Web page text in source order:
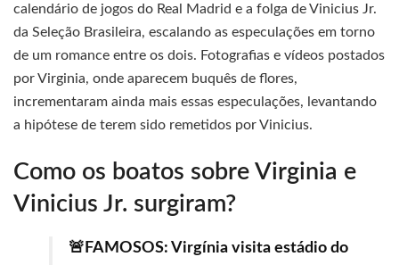
calendário de jogos do Real Madrid e a folga de Vinicius Jr.
da Seleção Brasileira, escalando as especulações em torno
de um romance entre os dois. Fotografias e vídeos postados
por Virginia, onde aparecem buquês de flores,
incrementaram ainda mais essas especulações, levantando
a hipótese de terem sido remetidos por Vinicius.
Como os boatos sobre Virginia e
Vinicius Jr. surgiram?
🚨FAMOSOS: Virgínia visita estádio do